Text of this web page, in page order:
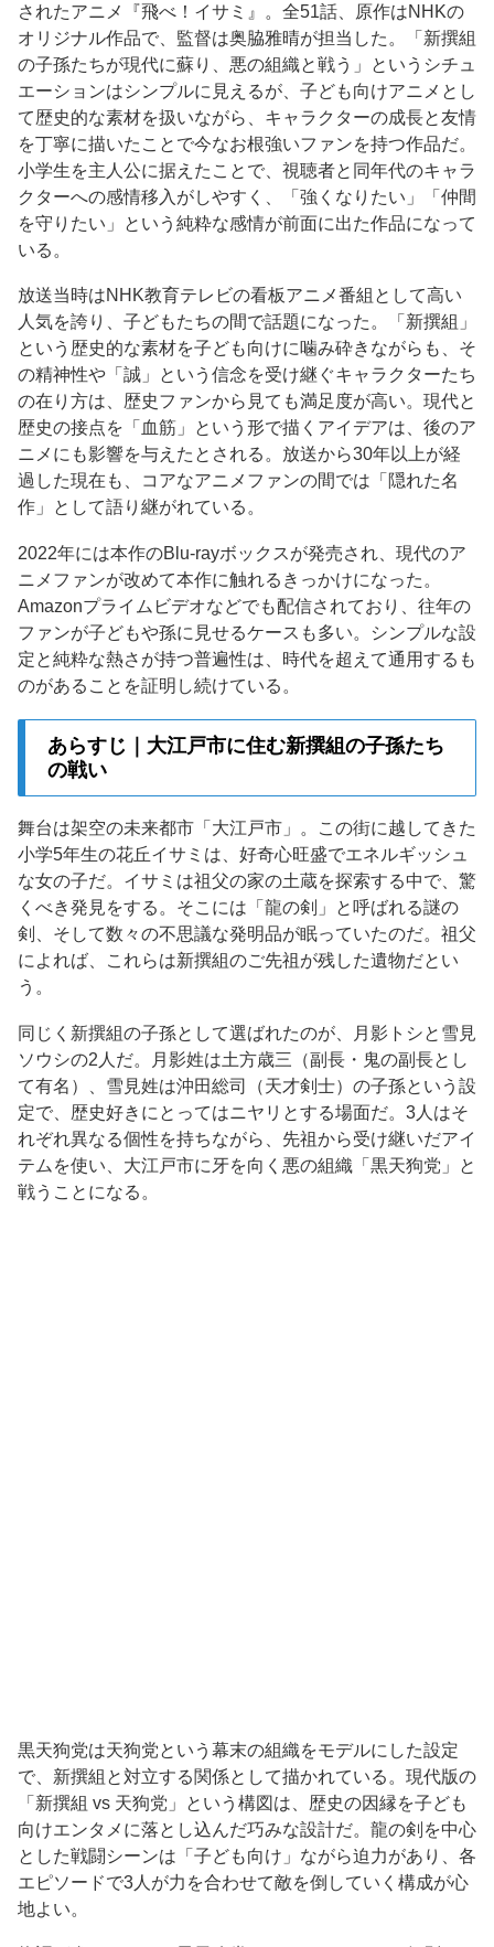
されたアニメ『飛べ！イサミ』。全51話、原作はNHKの
オリジナル作品で、監督は奥脇雅晴が担当した。「新撰組
の子孫たちが現代に蘇り、悪の組織と戦う」というシチュ
エーションはシンプルに見えるが、子ども向けアニメとし
て歴史的な素材を扱いながら、キャラクターの成長と友情
を丁寧に描いたことで今なお根強いファンを持つ作品だ。
小学生を主人公に据えたことで、視聴者と同年代のキャラ
クターへの感情移入がしやすく、「強くなりたい」「仲間
を守りたい」という純粋な感情が前面に出た作品になって
いる。
放送当時はNHK教育テレビの看板アニメ番組として高い
人気を誇り、子どもたちの間で話題になった。「新撰組」
という歴史的な素材を子ども向けに噛み砕きながらも、そ
の精神性や「誠」という信念を受け継ぐキャラクターたち
の在り方は、歴史ファンから見ても満足度が高い。現代と
歴史の接点を「血筋」という形で描くアイデアは、後のア
ニメにも影響を与えたとされる。放送から30年以上が経
過した現在も、コアなアニメファンの間では「隠れた名
作」として語り継がれている。
2022年には本作のBlu-rayボックスが発売され、現代のア
ニメファンが改めて本作に触れるきっかけになった。
Amazonプライムビデオなどでも配信されており、往年の
ファンが子どもや孫に見せるケースも多い。シンプルな設
定と純粋な熱さが持つ普遍性は、時代を超えて通用するも
のがあることを証明し続けている。
あらすじ｜大江戸市に住む新撰組の子孫たち
の戦い
舞台は架空の未来都市「大江戸市」。この街に越してきた
小学5年生の花丘イサミは、好奇心旺盛でエネルギッシュ
な女の子だ。イサミは祖父の家の土蔵を探索する中で、驚
くべき発見をする。そこには「龍の剣」と呼ばれる謎の
剣、そして数々の不思議な発明品が眠っていたのだ。祖父
によれば、これらは新撰組のご先祖が残した遺物だとい
う。
同じく新撰組の子孫として選ばれたのが、月影トシと雪見
ソウシの2人だ。月影姓は土方歳三（副長・鬼の副長とし
て有名）、雪見姓は沖田総司（天才剣士）の子孫という設
定で、歴史好きにとってはニヤリとする場面だ。3人はそ
れぞれ異なる個性を持ちながら、先祖から受け継いだアイ
テムを使い、大江戸市に牙を向く悪の組織「黒天狗党」と
戦うことになる。
黒天狗党は天狗党という幕末の組織をモデルにした設定
で、新撰組と対立する関係として描かれている。現代版の
「新撰組 vs 天狗党」という構図は、歴史の因縁を子ども
向けエンタメに落とし込んだ巧みな設計だ。龍の剣を中心
とした戦闘シーンは「子ども向け」ながら迫力があり、各
エピソードで3人が力を合わせて敵を倒していく構成が心
地よい。